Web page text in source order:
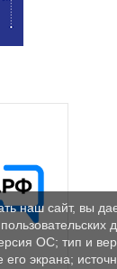
наш сайт, вы
ОС; тип и
экрана;